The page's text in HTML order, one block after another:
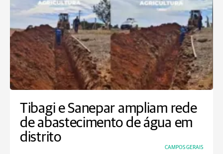
Tibagi e Sanepar ampliam rede
de abastecimento de água em
distrito
CAMPOS GERAIS